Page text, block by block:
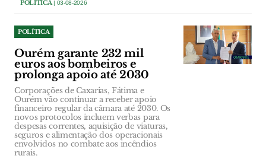
POLÍTICA| 03-08-2026
POLÍTICA
Ourém garante 232 mil
euros aos bombeiros e
prolonga apoio até 2030
Corporações de Caxarias, Fátima e
Ourém vão continuar a receber apoio
financeiro regular da câmara até 2030. Os
novos protocolos incluem verbas para
despesas correntes, aquisição de viaturas,
seguros e alimentação dos operacionais
envolvidos no combate aos incêndios
rurais.